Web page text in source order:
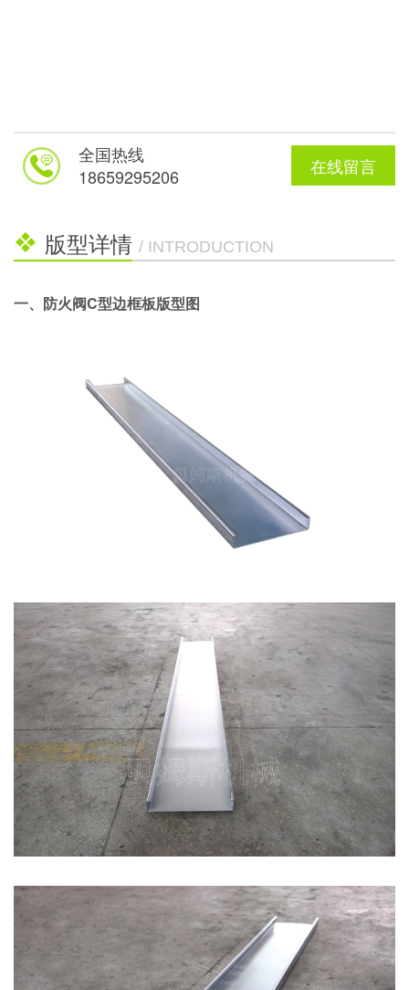
全国热线
18659295206
在线留言
版型详情 / INTRODUCTION
一、防火阀C型边框板版型图